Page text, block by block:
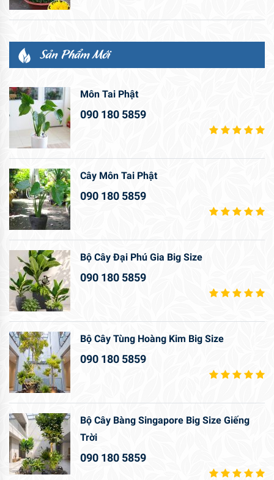
Sản Phẩm Mới
Môn Tai Phật
090 180 5859
Cây Môn Tai Phật
090 180 5859
Bộ Cây Đại Phú Gia Big Size
090 180 5859
Bộ Cây Tùng Hoàng Kim Big Size
090 180 5859
Bộ Cây Bàng Singapore Big Size Giếng
Trời
090 180 5859